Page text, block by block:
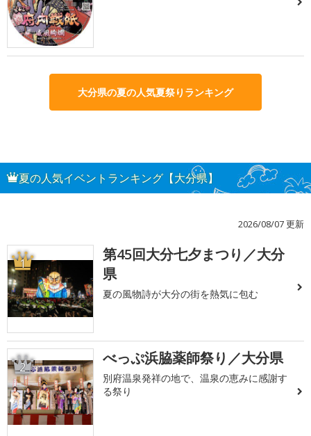
大分県の夏の人気夏祭りランキング
夏の人気イベントランキング【大分県】
2026/08/07 更新
1
第45回大分七夕まつり／大分
県
夏の風物詩が大分の街を熱気に包む
2 べっぷ浜脇薬師祭り／大分県
別府温泉発祥の地で、温泉の恵みに感謝す
る祭り